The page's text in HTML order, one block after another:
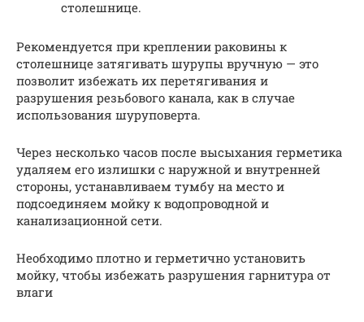
столешнице.
Рекомендуется при креплении раковины к
столешнице затягивать шурупы вручную — это
позволит избежать их перетягивания и
разрушения резьбового канала, как в случае
использования шуруповерта.
Через несколько часов после высыхания герметика
удаляем его излишки с наружной и внутренней
стороны, устанавливаем тумбу на место и
подсоединяем мойку к водопроводной и
канализационной сети.
Необходимо плотно и герметично установить
мойку, чтобы избежать разрушения гарнитура от
влаги